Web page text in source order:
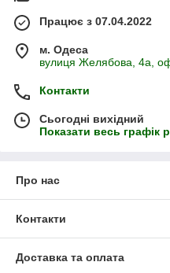
Працює з 07.04.2022
м. Одеса
вулиця Желябова, 4а,
Контакти
Сьогодні вихідний
Показати весь графік
Про нас
Контакти
Доставка та оплата